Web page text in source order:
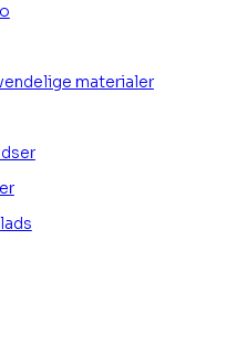
materialer